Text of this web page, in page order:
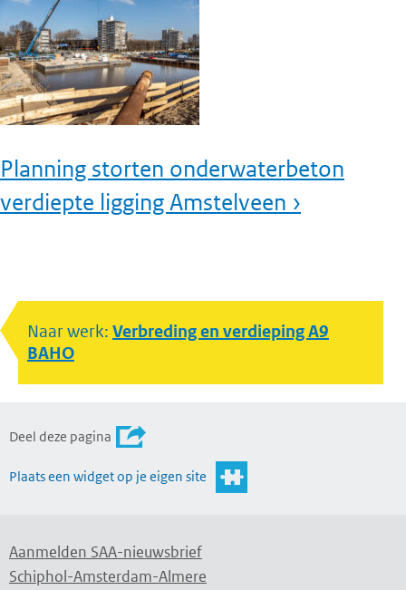
Planning storten onderwaterbeton
verdiepte ligging Amstelveen ›
Naar werk: Verbreding en verdieping A9
BAHO
Deel deze pagina
Plaats een widget op je eigen site
Aanmelden SAA-nieuwsbrief
Schiphol-Amsterdam-Almere